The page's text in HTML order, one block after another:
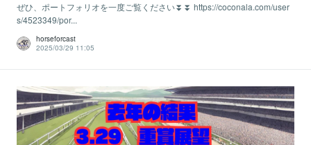
ぜひ、ポートフォリオを一度ご覧ください⏬⏬ https://coconala.com/user
s/4523349/por...
horseforcast
2025/03/29 11:05